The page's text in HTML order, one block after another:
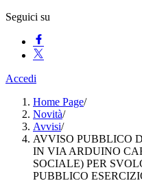
Seguici su
Accedi
Home Page/
Novità/
Avvisi/
AVVISO PUBBLICO
IN VIA ARDUINO
SOCIALE) PER
PUBBLICO